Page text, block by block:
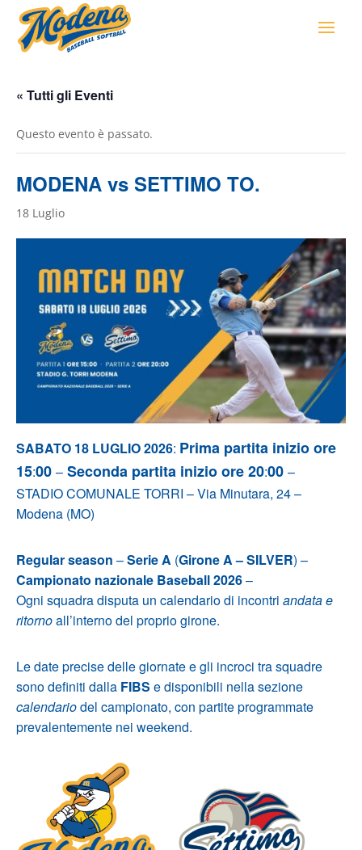
« Tutti gli Eventi
Questo evento è passato.
MODENA vs SETTIMO TO.
18 Luglio
SABATO 18 LUGLIO 2026: Prima partita inizio ore
15:00 – Seconda partita inizio ore 20:00 –
STADIO COMUNALE TORRI – Via Minutara, 24 –
Modena (MO)
Regular season –Serie A (Girone A – SILVER) –
Campionato nazionale Baseball 2026–
Ogni squadra disputa un calendario di incontri andata e
ritornoall’interno del proprio girone.
Le date precise delle giornate e gli incroci tra squadre
sono definiti dalla FIBS e disponibili nella sezione
calendariodel campionato, con partite programmate
prevalentemente nei weekend.